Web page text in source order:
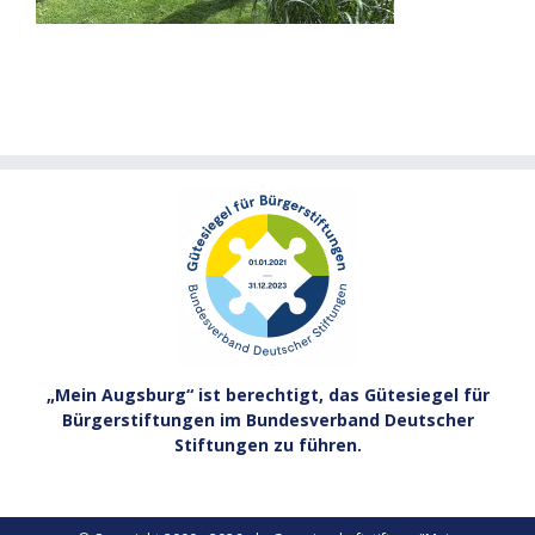
„Mein Augsburg“ ist berechtigt, das Gütesiegel für
Bürgerstiftungen im Bundesverband Deutscher
Stiftungen zu führen.